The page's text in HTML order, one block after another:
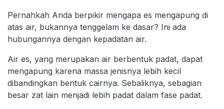
Pernahkah Anda berpikir mengapa es mengapung di
atas air, bukannya tenggelam ke dasar? Ini ada
hubungannya dengan kepadatan air.
Air es, yang merupakan air berbentuk padat, dapat
mengapung karena massa jenisnya lebih kecil
dibandingkan bentuk cairnya. Sebaliknya, sebagian
besar zat lain menjadi lebih padat dalam fase padat.